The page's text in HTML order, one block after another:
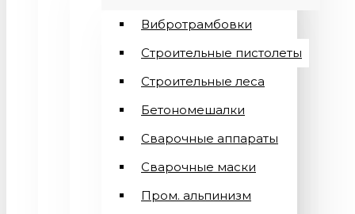
Вибротрамбовки
Строительные пистолеты
Строительные леса
Бетономешалки
Сварочные аппараты
Cварочные маски
Пром. альпинизм